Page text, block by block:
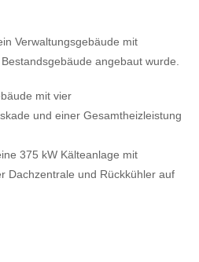
Verwaltungsgebäude mit
angebaut wurde.
mit vier
und einer Gesamtheizleistung
375 kW Kälteanlage mit
Dachzentrale und Rückkühler auf